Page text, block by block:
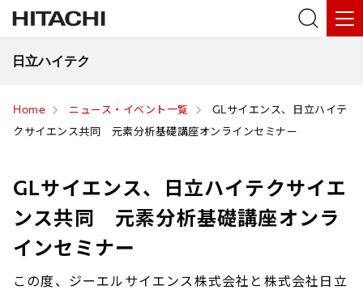
日立ハイテク
Home ニュース・イベント一覧
GLサイエンス、日立ハイテ
クサイエンス共同 元素分析基礎講座オンラインセミナー
GLサイエンス、日立ハイテクサイエ
ンス共同 元素分析基礎講座オンラ
インセミナー
この度、ジーエルサイエンス株式会社と株式会社日立